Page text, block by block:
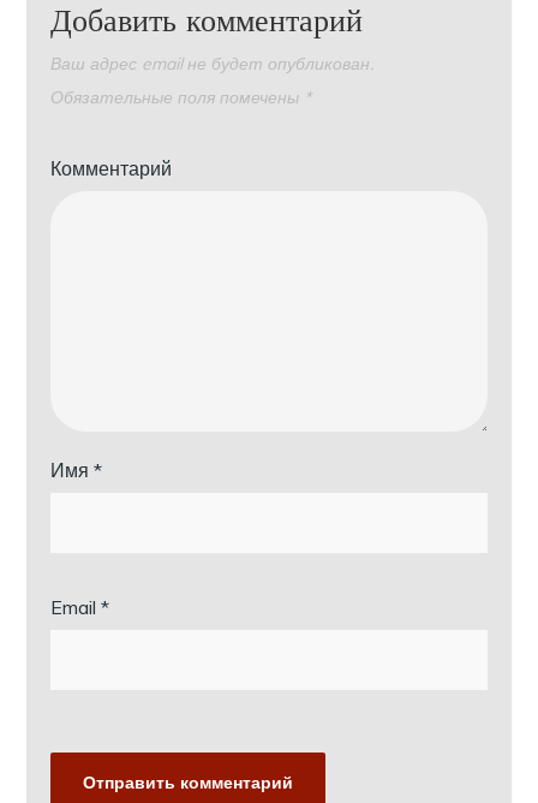
Добавить комментарий
Ваш адрес email не будет опубликован.
Обязательные поля помечены *
Комментарий
Имя*
Email*